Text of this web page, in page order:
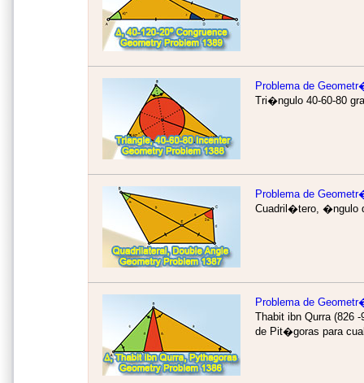
Problema de
Tri�ngulo 40-60-80
Problema de
Cuadril�tero, �ngulo
Problema de
Thabit ibn Qurra (826
de Pit�goras para